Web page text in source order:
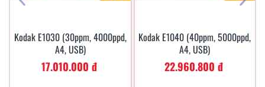
Xem Nhanh
Kodak E1030 (30ppm, 4000ppd,
A4, USB)
17.010.000 đ
Xem Nhanh
Kodak E1040 (40ppm, 5000ppd,
A4, USB)
22.960.800 đ